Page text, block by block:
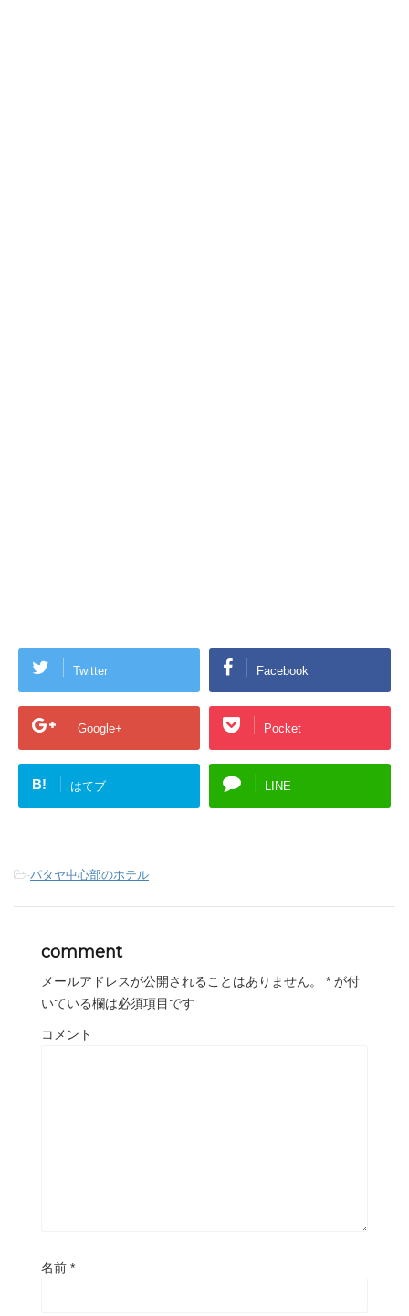
Twitter Facebook
Google+ Pocket
B! はてブ LINE
-パタヤ中心部のホテル
comment
メールアドレスが公開されることはありません。 * が付
いている欄は必須項目です
コメント
名前 *